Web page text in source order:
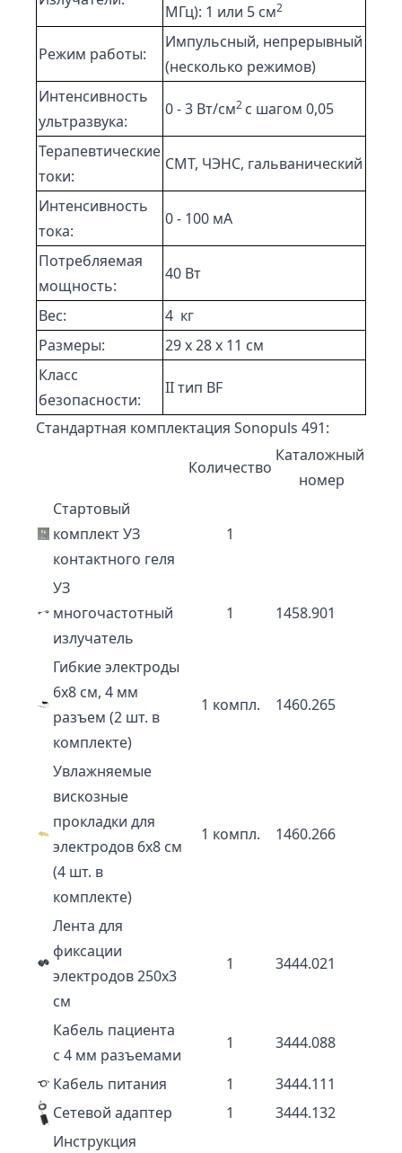
МГц): 1 или 5 см2
Режим работы:
Импульсный, непрерывный
(несколько режимов)
Интенсивность
ультразвука:
0 - 3 Вт/см2 с шагом 0,05
Терапевтические
токи:
СМТ, ЧЭНС, гальванический
Интенсивность
тока:
0 - 100 мА
Потребляемая
мощность:
40 Вт
Вес:
4 кг
Размеры:
29 x 28 x 11 см
Класс
безопасности:
II тип BF
Стандартная комплектация Sonopuls 491:
Количество
Каталожный
номер
Стартовый
комплект УЗ
контактного геля
1
УЗ
многочастотный
излучатель
1 1458.901
Гибкие электроды
6х8 см, 4 мм
разъем (2 шт. в
комплекте)
1 компл. 1460.265
Увлажняемые
вискозные
прокладки для
электродов 6х8 см
(4 шт. в
комплекте)
1 компл. 1460.266
Лента для
фиксации
электродов 250х3
см
1 3444.021
Кабель пациента
с 4 мм разъемами
1 3444.088
Кабель питания 1
3444.111
Сетевой адаптер
1
3444.132
Инструкция